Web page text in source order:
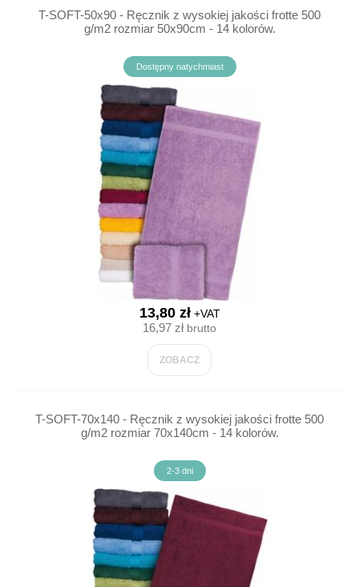
T-SOFT-50x90 - Ręcznik z wysokiej jakości frotte 500
g/m2 rozmiar 50x90cm - 14 kolorów.
Dostępny natychmiast
13,80 zł+VAT
16,97 złbrutto
ZOBACZ
T-SOFT-70x140 - Ręcznik z wysokiej jakości frotte 500
g/m2 rozmiar 70x140cm - 14 kolorów.
2-3 dni